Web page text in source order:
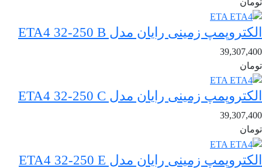
الکتروپمپ زمینی رایان مدل ETA4 32-250 B
39,307,400
تومان
الکتروپمپ زمینی رایان مدل ETA4 32-250 C
39,307,400
تومان
الکتروپمپ زمینی رایان مدل ETA4 32-250 E